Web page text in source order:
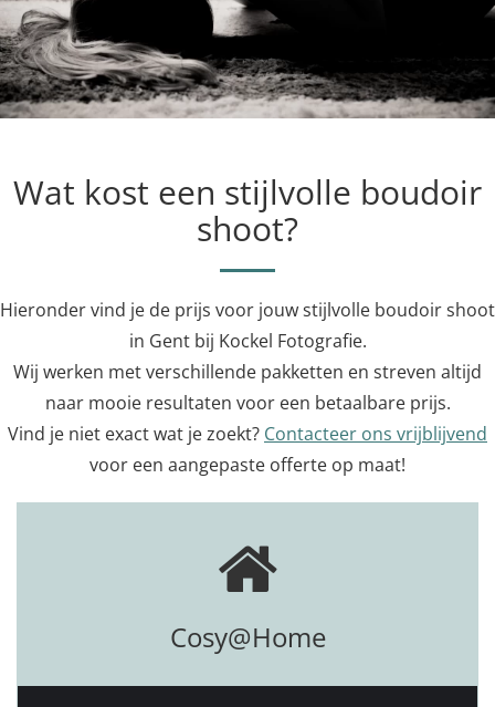
Wat kost een stijlvolle boudoir
shoot?
Hieronder vind je de prijs voor jouw stijlvolle boudoir shoot
in Gent bij Kockel Fotografie.
Wij werken met verschillende pakketten en streven altijd
naar mooie resultaten voor een betaalbare prijs.
Vind je niet exact wat je zoekt? Contacteer ons vrijblijvend
voor een aangepaste offerte op maat!
Cosy@Home